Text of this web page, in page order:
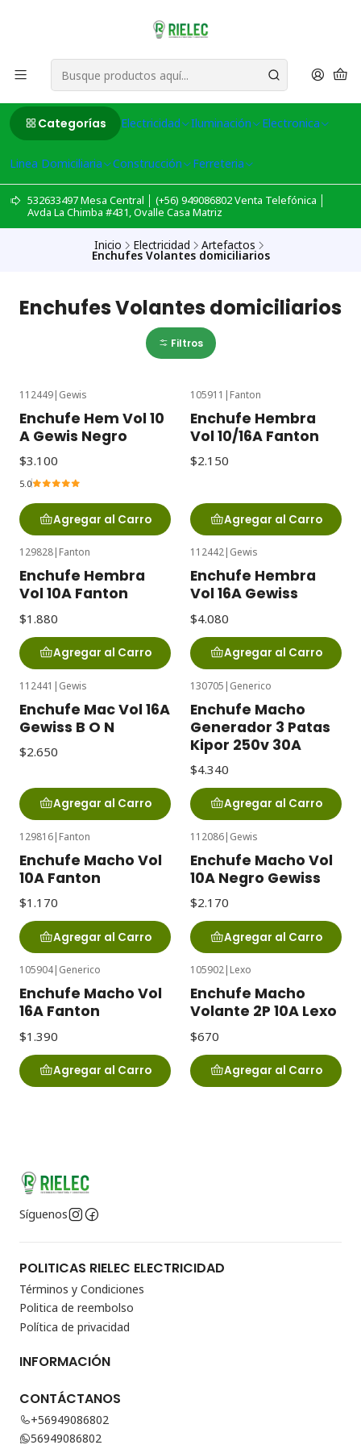
Categorías Electricidad Iluminación Electronica
Linea Domiciliaria Construcción Ferreteria
532633497 Mesa Central │ (+56) 949086802 Venta Telefónica │
Avda La Chimba #431, Ovalle Casa Matriz
Inicio Electricidad Artefactos
Enchufes Volantes domiciliarios
Enchufes Volantes domiciliarios
Filtros
112449| Gewis
Enchufe Hem Vol 10
A Gewis Negro
$3.100
5.0
Agregar al Carro
105911 | Fanton
Enchufe Hembra
Vol 10/16A Fanton
$2.150
Agregar al Carro
129828| Fanton
Enchufe Hembra
Vol 10A Fanton
$1.880
Agregar al Carro
112442| Gewis
Enchufe Hembra
Vol 16A Gewiss
$4.080
Agregar al Carro
112441 | Gewis
Enchufe Mac Vol 16A
Gewiss B O N
$2.650
Agregar al Carro
130705 | Generico
Enchufe Macho
Generador 3 Patas
Kipor 250v 30A
$4.340
Agregar al Carro
129816| Fanton
Enchufe Macho Vol
10A Fanton
$1.170
Agregar al Carro
112086| Gewis
Enchufe Macho Vol
10A Negro Gewiss
$2.170
Agregar al Carro
105904| Generico
Enchufe Macho Vol
16A Fanton
$1.390
Agregar al Carro
105902| Lexo
Enchufe Macho
Volante 2P 10A Lexo
$670
Agregar al Carro
Síguenos
POLITICAS RIELEC ELECTRICIDAD
Términos y Condiciones
Politica de reembolso
Política de privacidad
INFORMACIÓN
CONTÁCTANOS
+56949086802
56949086802